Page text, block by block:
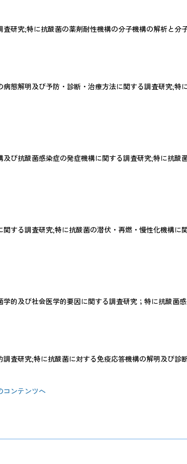
研究;特に抗酸菌の薬剤耐性機構の分子機構の解析と分
態解明及び予防・診断・治療方法に関する調査研究;特
び抗酸菌感染症の発症機構に関する調査研究;特に抗酸
する調査研究;特に抗酸菌の潜伏・再燃・慢性化機構に
的及び社会医学的要因に関する調査研究；特に抗酸菌
査研究;特に抗酸菌に対する免疫応答機構の解明及び診
コンテンツへ